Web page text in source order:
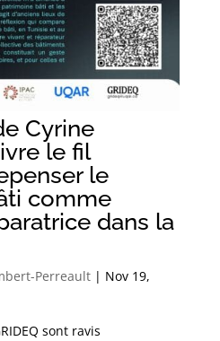
Cyrine
le fil
le
comme
dans la
Perreault| Nov 19,
sont ravis